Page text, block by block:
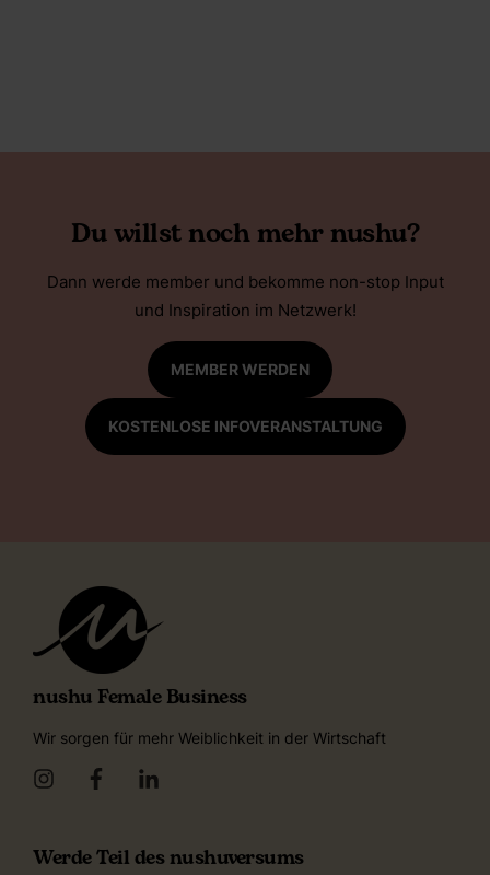
Du willst noch mehr nushu?
Dann werde member und bekomme non-stop Input
und Inspiration im Netzwerk!
MEMBER WERDEN
KOSTENLOSE INFOVERANSTALTUNG
nushu Female Business
Wir sorgen für mehr Weiblichkeit in der Wirtschaft
Werde Teil des nushuversums